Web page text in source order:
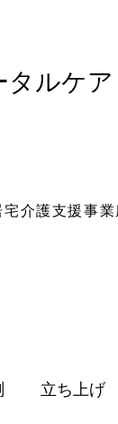
タルケア
宅介護支援事
立ち上げ